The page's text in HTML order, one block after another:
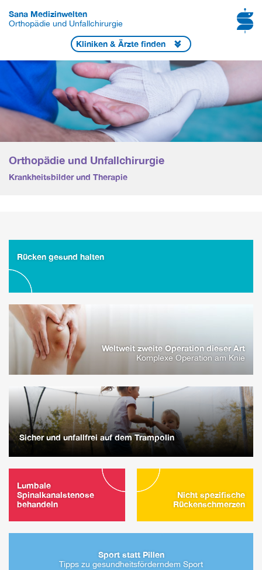
Sana Medizinwelten
Orthopädie und Unfallchirurgie
Kliniken & Ärzte finden
Orthopädie und Unfallchirurgie
Krankheitsbilder und Therapie
Rücken gesund halten
Weltweit zweite Operation dieser Art
Komplexe Operation am Knie
Sicher und unfallfrei auf dem Trampolin
Lumbale
Spinalkanalstenose
behandeln
Nicht spezifische
Rückenschmerzen
Sport statt Pillen
Tipps zu gesundheitsförderndem Sport